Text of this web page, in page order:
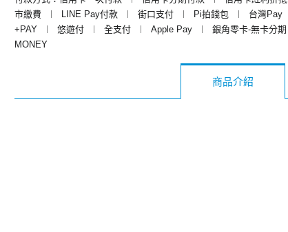
市繳費
LINE Pay付款 街口支付 Pi拍錢包 台灣Pay
+PAY
悠遊付 全支付 Apple Pay 銀角零卡-無卡分期
MONEY
商品介紹